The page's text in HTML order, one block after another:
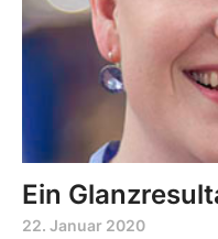
Ein
22. Januar 2020